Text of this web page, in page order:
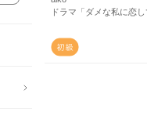
ドラマ「ダメな私に恋